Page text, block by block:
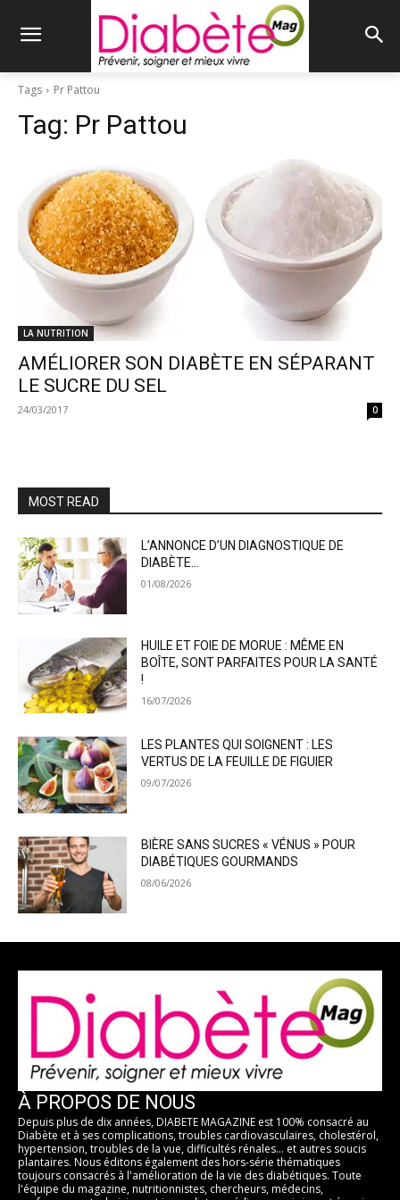
Tags Pr Pattou
Tag: Pr Pattou
LA NUTRITION
AMÉLIORER SON DIABÈTE EN SÉPARANT
LE SUCRE DU SEL
24/03/2017 0
MOST READ
L’ANNONCE D’UN DIAGNOSTIQUE DE
DIABÈTE…
01/08/2026
HUILE ET FOIE DE MORUE : MÊME EN
BOÎTE, SONT PARFAITES POUR LA SANTÉ
!
16/07/2026
LES PLANTES QUI SOIGNENT : LES
VERTUS DE LA FEUILLE DE FIGUIER
09/07/2026
BIÈRE SANS SUCRES « VÉNUS » POUR
DIABÉTIQUES GOURMANDS
08/06/2026
À PROPOS DE NOUS
Depuis plus de dix années, DIABETE MAGAZINE est 100% consacré au
Diabète et à ses complications, troubles cardiovasculaires, cholestérol,
hypertension, troubles de la vue, difficultés rénales... et autres soucis
plantaires. Nous éditons également des hors-série thématiques
toujours consacrés à l'amélioration de la vie des diabétiques. Toute
l'équipe du magazine, nutritionnistes, chercheurs, médecins,